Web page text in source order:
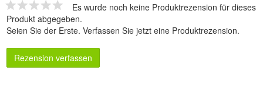
Es wurde noch keine Produktrezension für dieses
Produkt abgegeben.
Seien Sie der Erste. Verfassen Sie jetzt eine Produktrezension.
Rezension verfassen